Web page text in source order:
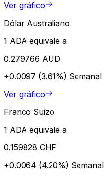
Ver gráfico
Dólar Australiano
1 ADA equivale a
0.279766 AUD
+0.0097 (3.61%) Semanal
Ver gráfico
Franco Suizo
1 ADA equivale a
0.159828 CHF
+0.0064 (4.20%) Semanal